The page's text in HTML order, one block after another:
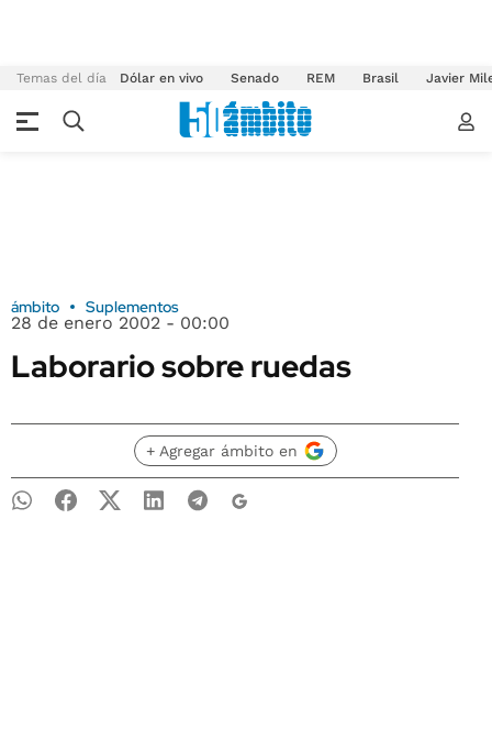
Temas del día Dólar en vivo Senado REM Brasil Javier
ámbito Suplementos
28 de enero 2002 - 00:00
Laborario sobre ruedas
+ Agregar ámbito en